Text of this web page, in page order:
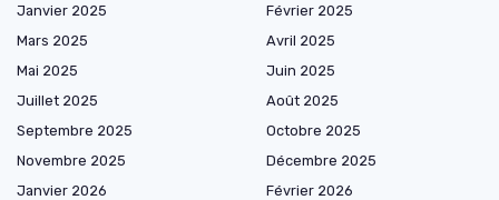
Janvier 2025
Février 2025
Mars 2025
Avril 2025
Mai 2025
Juin 2025
Juillet 2025
Août 2025
Septembre 2025
Octobre 2025
Novembre 2025
Décembre 2025
Janvier 2026
Février 2026